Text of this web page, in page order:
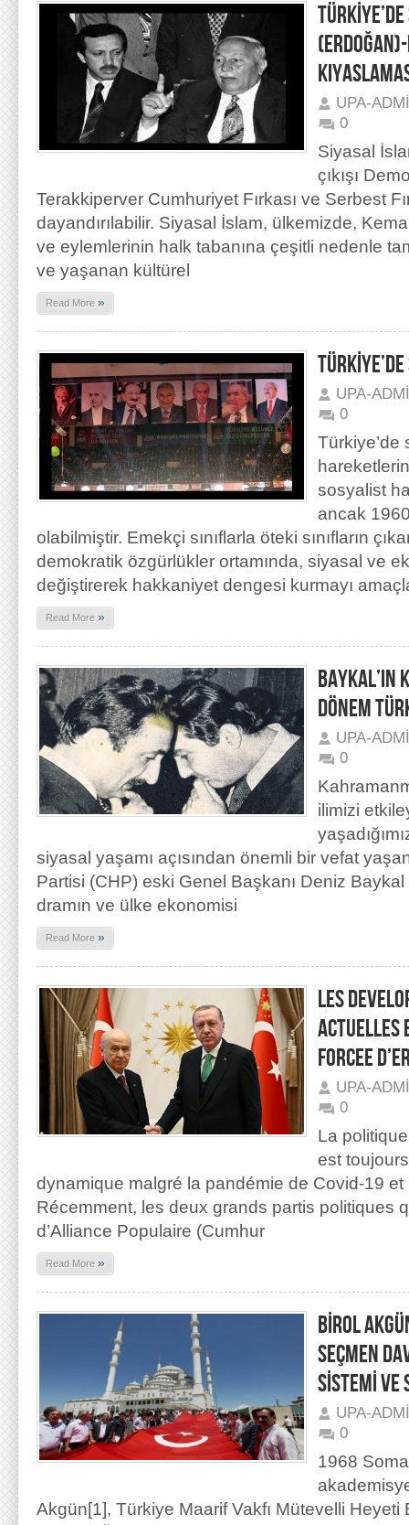
UPA-
0
Siyasal
çıkışı
Terakkiperver Cumhuriyet Fırkası ve Serbest
dayandırılabilir. Siyasal İslam, ülkemizde,
ve eylemlerinin halk tabanına çeşitli nedenle
ve yaşanan kültürel
Read More »
UPA-
0
Türkiye’de
sosyalist
ancak
olabilmiştir. Emekçi sınıflarla öteki sınıfların
demokratik özgürlükler ortamında, siyasal ve
değiştirerek hakkaniyet dengesi kurmayı
Read More »
BAYKAL’IN
DÖNEM
UPA-
0
ilimizi
siyasal yaşamı açısından önemli bir vefat
Partisi (CHP) eski Genel Başkanı Deniz Baykal
dramın ve ülke ekonomisi
Read More »
LES
ACTUELLES
FORCEE
UPA-
0
La
est
dynamique malgré la pandémie de Covid-19
Récemment, les deux grands partis politiques
d’Alliance Populaire (Cumhur
Read More »
BİROL
SEÇMEN
SİSTEMİ VE
UPA-
0
1968
Akgün[1], Türkiye Maarif Vakfı Mütevelli Heyeti